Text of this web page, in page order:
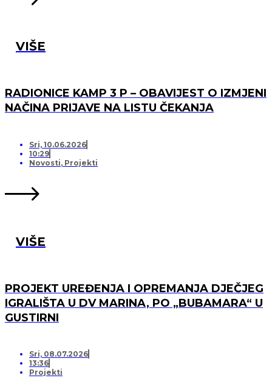
VIŠE
RADIONICE KAMP 3 P – OBAVIJEST O IZMJENI
NAČINA PRIJAVE NA LISTU ČEKANJA
Sri, 10.06.2026
10:29
Novosti, Projekti
VIŠE
PROJEKT UREĐENJA I OPREMANJA DJEČJEG
IGRALIŠTA U DV MARINA, PO „BUBAMARA“ U
GUSTIRNI
Sri, 08.07.2026
13:36
Projekti